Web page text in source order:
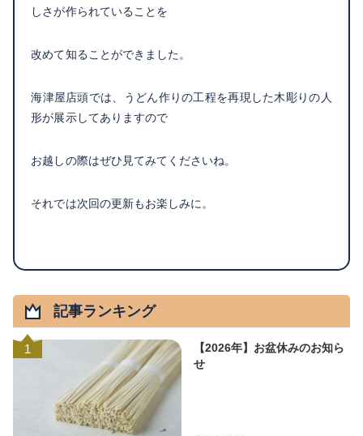
しさが作られていることを
改めて知ることができました。
海津屋店頭では、うどん作りの工程を再現した木彫りの人
形が展示してありますので
お越しの際はぜひ見てみてくださいね。
それでは次回の更新もお楽しみに。
記事ランキング
1
【2026年】お盆休みのお知ら
せ